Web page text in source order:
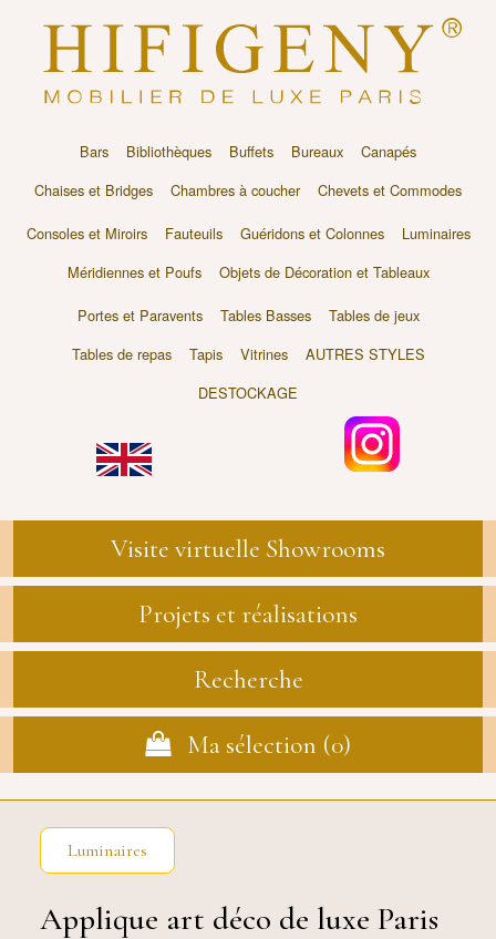
Bars Bibliothèques Buffets Bureaux
Canapés
Chaises et Bridges
Chambres à coucher Chevets et Commodes
Consoles et Miroirs Fauteuils Guéridons et Colonnes
Luminaires
Méridiennes et Poufs
Objets de Décoration et Tableaux
Portes et Paravents Tables Basses
Tables de jeux
Tables de repas
Tapis Vitrines
AUTRES STYLES
DESTOCKAGE
Visite virtuelle Showrooms
Projets et réalisations
Recherche
Ma sélection (0)
Luminaires
Applique art déco de luxe Paris